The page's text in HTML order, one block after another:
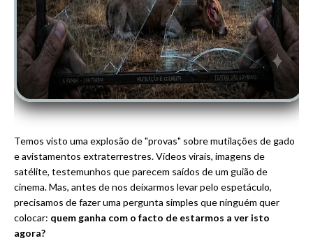
Temos visto uma explosão de "provas" sobre mutilações de gado
e avistamentos extraterrestres. Vídeos virais, imagens de
satélite, testemunhos que parecem saídos de um guião de
cinema. Mas, antes de nos deixarmos levar pelo espetáculo,
precisamos de fazer uma pergunta simples que ninguém quer
colocar: quem ganha com o facto de estarmos a ver isto
agora?